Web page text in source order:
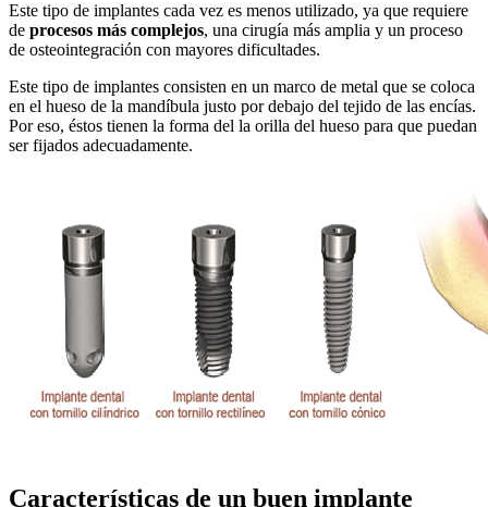
Este tipo de implantes cada vez es menos utilizado, ya que requiere
de procesos más complejos, una cirugía más amplia y un proceso
de osteointegración con mayores dificultades.
Este tipo de implantes consisten en un marco de metal que se coloca
en el hueso de la mandíbula justo por debajo del tejido de las encías.
Por eso, éstos tienen la forma del la orilla del hueso para que puedan
ser fijados adecuadamente.
Características de un buen implante